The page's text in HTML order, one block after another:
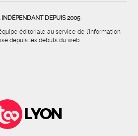
INDÉPENDANT DEPUIS 2005
éditoriale au service de l'information
depuis les débuts du web.
LYON